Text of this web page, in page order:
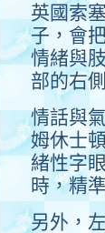
英國索
子，會
情緒與
部的右
情話與
姆休士
緒性字
時，精
另外，